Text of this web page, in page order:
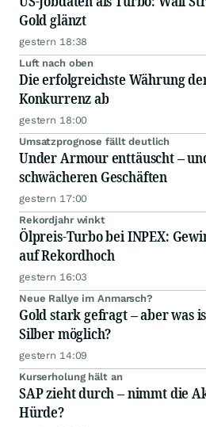
Gold glänzt
gestern 18:38
Luft nach oben
Die erfolgreichste Währung
Konkurrenz ab
gestern 18:00
Umsatzprognose fällt deutlich
Under Armour enttäuscht –
schwächeren Geschäften
gestern 17:00
Rekordjahr winkt
Ölpreis-Turbo bei INPEX:
auf Rekordhoch
gestern 16:03
Neue Rallye im Anmarsch?
Gold stark gefragt – aber was
Silber möglich?
gestern 14:09
Kurserholung hält an
SAP zieht durch – nimmt die
Hürde?